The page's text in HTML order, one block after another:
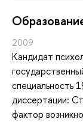
2009
Кандидат
специальность
диссертации:
фактор